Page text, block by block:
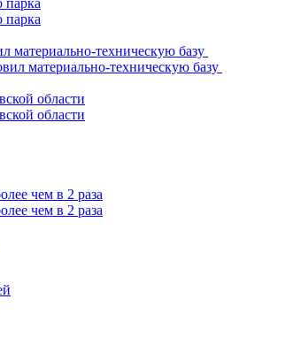
парка
материально-техническую базу
области
чем в 2 раза